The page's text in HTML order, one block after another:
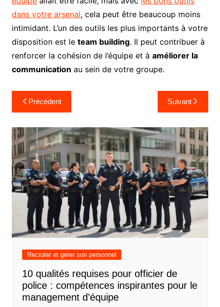
dans votre arsenal, cela peut être beaucoup moins
intimidant. L’un des outils les plus importants à votre
disposition est le team building. Il peut contribuer à
renforcer la cohésion de l’équipe et à améliorer la
communication au sein de votre groupe.
Navigation
de
l’article
Précédent Suivant
Recruter et gérer son personnel
10 qualités requises pour officier de
police : compétences inspirantes pour le
management d’équipe